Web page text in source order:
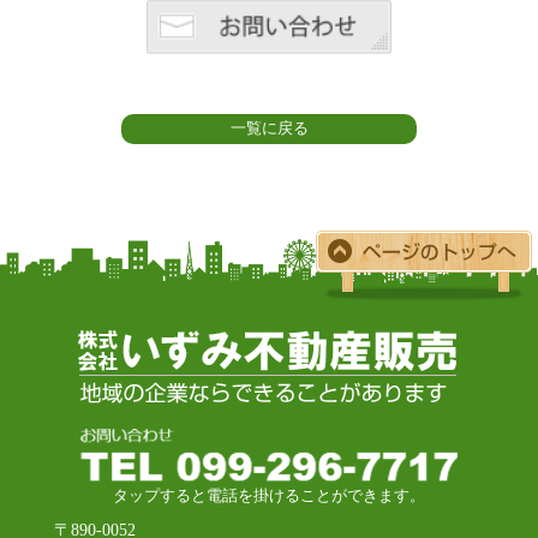
一覧に戻る
タップすると電話を掛けることができます。
〒890-0052